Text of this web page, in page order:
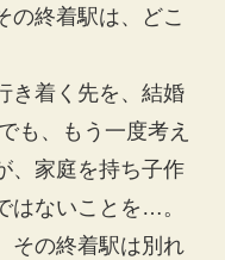
終着駅は、どこ
き着く先を、結婚
も、もう一度考え
、家庭を持ち子作
はないことを…。
その終着駅は別れ